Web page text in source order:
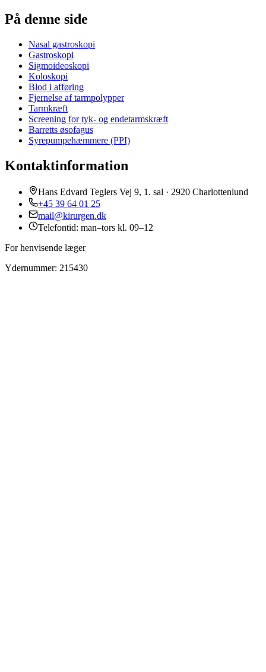
På denne side
Nasal gastroskopi
Gastroskopi
Sigmoideoskopi
Koloskopi
Blod i afføring
Fjernelse af tarmpolypper
Tarmkræft
Screening for tyk- og endetarmskræft
Barretts øsofagus
Syrepumpehæmmere (PPI)
Kontaktinformation
Hans Edvard Teglers Vej 9, 1. sal · 2920 Charlottenlund
+45 39 64 01 25
mail@kirurgen.dk
Telefontid: man–tors kl. 09–12
For henvisende læger
Ydernummer: 215430